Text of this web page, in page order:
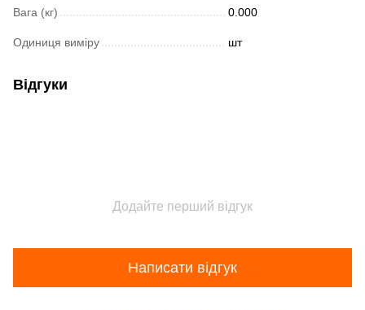
Вага (кг) 0.000
Одиниця виміру шт
Відгуки
Додайте перший відгук
Написати відгук